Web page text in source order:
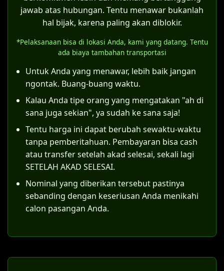
akta nikah resmi.
Meskipun bisa membuat KK, status "kawin
belum tercatat" memiliki konsekuensi
hukum tersendiri, terutama terkait hak dan
kewajiban anak yang lahir dari pernikahan
tersebut.
pernikahan tersebut telah memenuhi
semua rukun dan syarat sahnya nikah
ditegaskan Pasal 4 Kompilasi Hukum Islam),
maka itsbat nikah dapat diajukan.
Langkah konkretnya adalah suami dan istri
bersama-sama mendaftarkan permohonan
ke Pengadilan Agama di wilayah
Bojonegoro. Sebagai contoh, di Pengadilan
Agama Bojonegoro, pemohon harus
mempersiapkan dokumen-dokumen
berikut:
kepada Ketua Pengadilan Agama
Bojonegoro.
Salinan identitas (KTP) dan Kartu
menikah siri di Bojonegoro (surat nikah
jawab atas hubungan. Tentu menawar bukanlah
hal bijak, karena paling akan diblokir.
*Pelaksanaan bisa di lokasi Anda, kami yang datang. Tentu
ada biaya tambahan transportasi
Untuk Anda yang menawar, lebih baik jangan
ngontak. Buang-buang waktu.
Kalau Anda tipe orang yang mengatakan "ah di
sana juga sekian", ya sudah ke sana saja!
Tentu harga ini dapat berubah sewaktu-waktu
tanpa pemberitahuan. Pembayaran bisa cash
atau transfer setelah akad selesai, sekali lagi
SETELAH AKAD SELESAI.
Nominal yang diberikan tersebut pastinya
sebanding dengan keseriusan Anda menikahi
calon pasangan Anda.